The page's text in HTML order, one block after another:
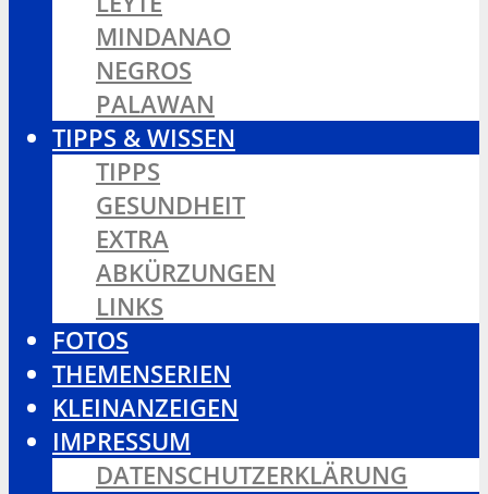
MINDANAO
NEGROS
PALAWAN
TIPPS & WISSEN
TIPPS
GESUNDHEIT
EXTRA
ABKÜRZUNGEN
LINKS
FOTOS
THEMENSERIEN
KLEINANZEIGEN
IMPRESSUM
DATENSCHUTZERKLÄRUNG